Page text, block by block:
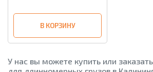
В КОРЗИНУ
У нас вы можете купить или